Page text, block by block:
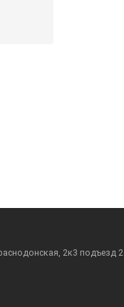
2к3 подъезд 2